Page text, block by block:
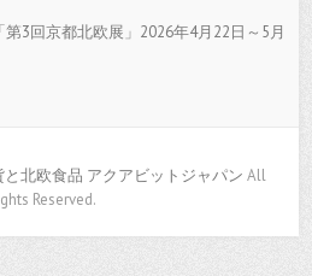
3回京都北欧展」2026年4月22日～5月
北欧食品 アクアビットジャパン All
Reserved.